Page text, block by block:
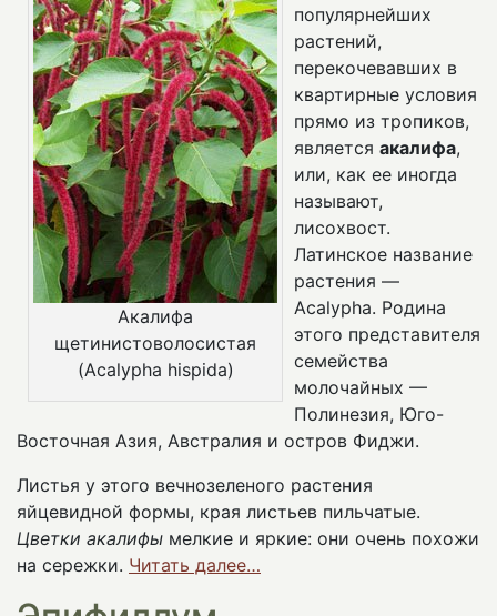
Акалифа
щетинистоволосистая
(Acalypha hispida)
популярнейших
растений,
перекочевавших в
квартирные условия
прямо из тропиков,
является акалифа,
или, как ее иногда
называют,
лисохвост.
Латинское название
растения —
Acalypha. Родина
этого представителя
семейства
молочайных —
Полинезия, Юго-
Восточная Азия, Австралия и остров Фиджи.
Листья у этого вечнозеленого растения
яйцевидной формы, края листьев пильчатые.
Цветки акалифы мелкие и яркие: они очень похожи
на сережки. Читать далее…